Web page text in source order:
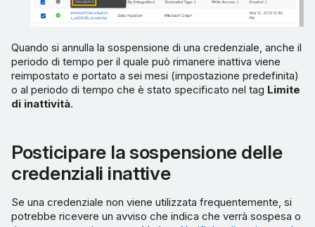
Quando si annulla la sospensione di una credenziale, anche il
periodo di tempo per il quale può rimanere inattiva viene
reimpostato e portato a sei mesi (impostazione predefinita)
o al periodo di tempo che è stato specificato nel tag Limite
di inattività.
Posticipare la sospensione delle
credenziali inattive
Se una credenziale non viene utilizzata frequentemente, si
potrebbe ricevere un avviso che indica che verrà sospesa o